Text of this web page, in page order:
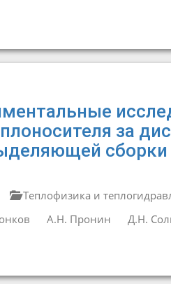
за
сборки
Теплофизика и
А.Н. Пронин Д.Н.